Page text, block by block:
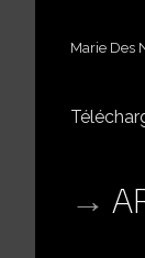
Marie Des